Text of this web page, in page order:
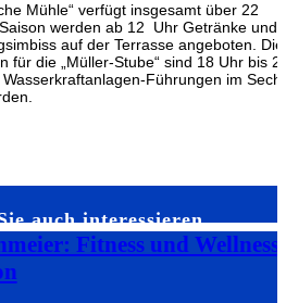
Mühle“ verfügt insgesamt über 22
werden ab 12 Uhr Getränke und
auf der Terrasse angeboten. Die
für die „Müller-Stube“ sind 18 Uhr bis
Führungen im
auch interessieren…
Fitness und Wellness